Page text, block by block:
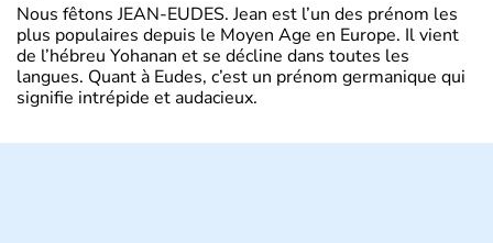
Nous fêtons JEAN-EUDES. Jean est l’un des prénom les
plus populaires depuis le Moyen Age en Europe. Il vient
de l’hébreu Yohanan et se décline dans toutes les
langues. Quant à Eudes, c’est un prénom germanique qui
signifie intrépide et audacieux.